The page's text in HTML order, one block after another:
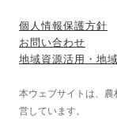
個人情報保護方針
お問い合わせ
地域資源活用・地
本ウェブサイトは、
営しています。